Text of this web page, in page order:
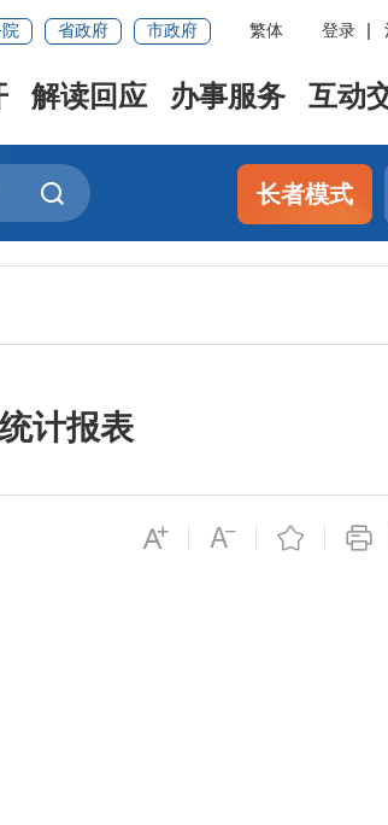
院 省政府 市政府 繁体 登录
解读回应 办事服务 互动
长者模式
计报表